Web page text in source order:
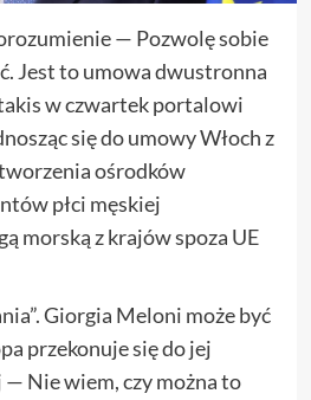
— Pozwolę sobie
Jest to umowa dwustronna
w czwartek portalowi
się do umowy Włoch z
ośrodków
płci męskiej
morską z krajów spoza UE
Giorgia Meloni może być
przekonuje się do jej
Nie wiem, czy można to